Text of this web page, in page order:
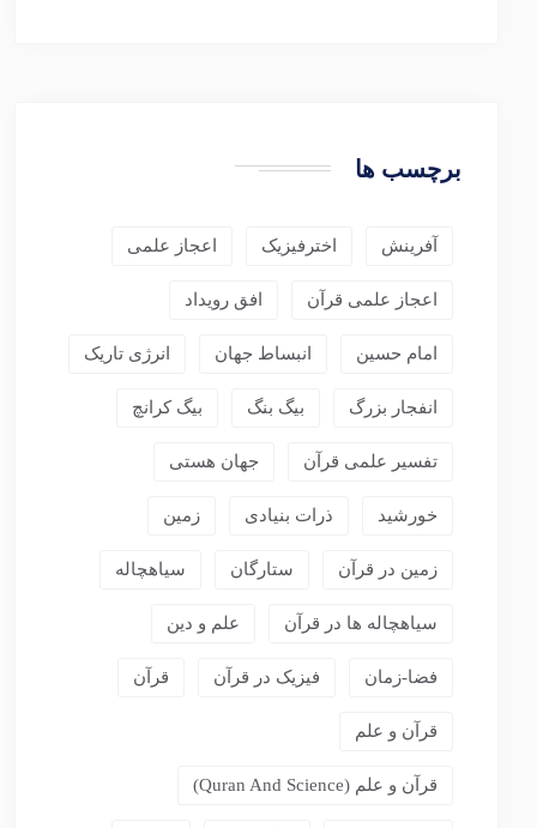
برچسب ها
آفرینش اخترفیزیک اعجاز علمی
اعجاز علمی قرآن افق رویداد
امام حسین انبساط جهان انرژی تاریک
انفجار بزرگ بیگ بنگ بیگ کرانچ
تفسیر علمی قرآن جهان هستی
خورشید ذرات بنیادی زمین
زمین در قرآن ستارگان سیاهچاله
سیاهچاله ها در قرآن علم و دین
فضا-زمان فیزیک در قرآن قرآن
قرآن و علم
قرآن و علم (Quran And Science)